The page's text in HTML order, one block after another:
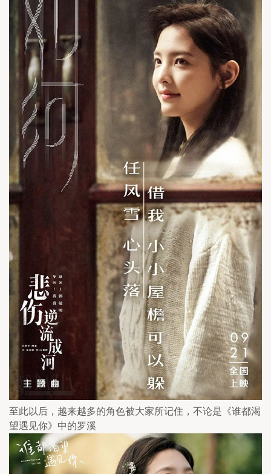
至此以后，越来越多的角色被大家所记住，不论是《谁都渴
望遇见你》中的罗溪